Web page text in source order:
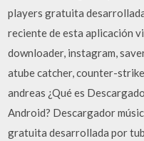
players gratuita
reciente de esta aplicación
downloader, instagram,
atube catcher, counter-
andreas ¿Qué es
Android? Descargador
gratuita desarrollada por